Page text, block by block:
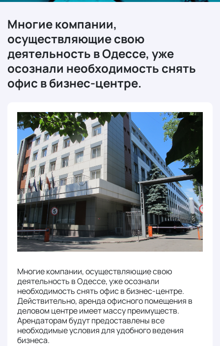
Многие компании,
осуществляющие свою
деятельность в Одессе, уже
осознали необходимость снять
офис в бизнес-центре.
Многие компании, осуществляющие свою
деятельность в Одессе, уже осознали
необходимость снять офис в бизнес-центре.
Действительно, аренда офисного помещения в
деловом центре имеет массу преимуществ.
Арендаторам будут предоставлены все
необходимые условия для удобного ведения
бизнеса.